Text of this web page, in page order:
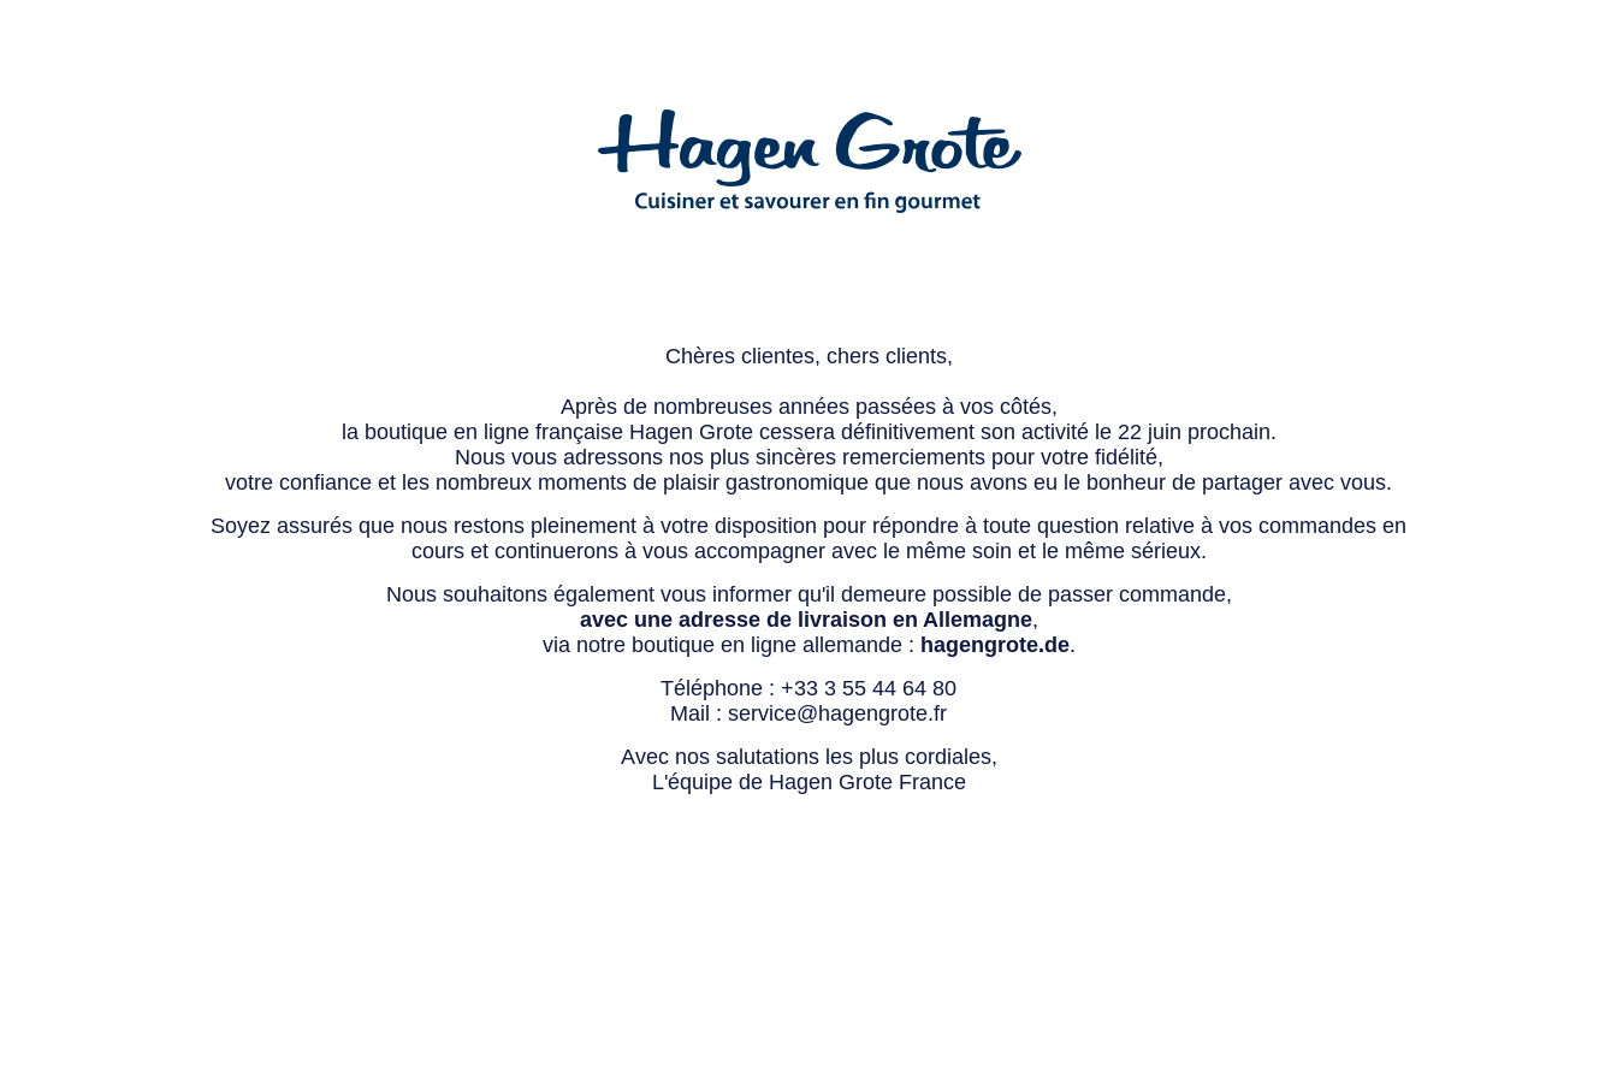
Chères clientes, chers clients,
Après de nombreuses années passées à vos côtés,
la boutique en ligne française Hagen Grote cessera définitivement son activité le 22 juin prochain.
Nous vous adressons nos plus sincères remerciements pour votre fidélité,
votre confiance et les nombreux moments de plaisir gastronomique que nous avons eu le bonheur de partager avec vous.
Soyez assurés que nous restons pleinement à votre disposition pour répondre à toute question relative à vos commandes en
cours et continuerons à vous accompagner avec le même soin et le même sérieux.
Nous souhaitons également vous informer qu'il demeure possible de passer commande,
avec une adresse de livraison en Allemagne,
via notre boutique en ligne allemande : hagengrote.de.
Téléphone : +33 3 55 44 64 80
Mail : service@hagengrote.fr
Avec nos salutations les plus cordiales,
L'équipe de Hagen Grote France